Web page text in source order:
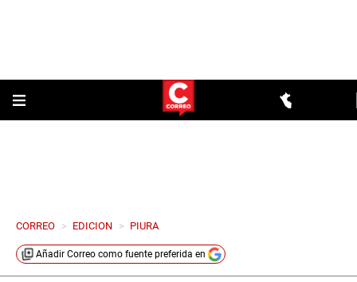
CORREO > EDICION > PIURA
Añadir Correo como fuente preferida en